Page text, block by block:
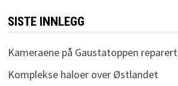
SISTE INNLEGG
Kameraene på Gaustatoppen reparert
Komplekse haloer over Østlandet